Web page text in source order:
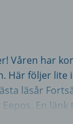
Våren har
Här följer
läsår
En